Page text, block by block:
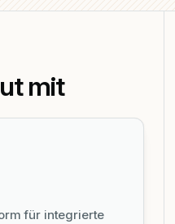
mit
für integrierte